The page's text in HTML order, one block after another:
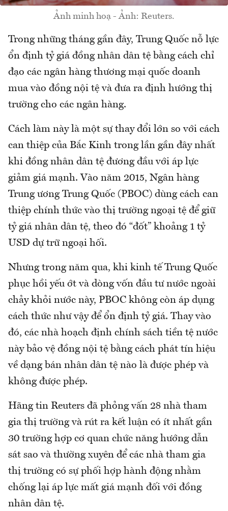
Ảnh minh hoạ - Ảnh: Reuters.
Trong những tháng gần đây, Trung Quốc nỗ lực
ổn định tỷ giá đồng nhân dân tệ bằng cách chỉ
đạo các ngân hàng thương mại quốc doanh
mua vào đồng nội tệ và đưa ra định hướng thị
trường cho các ngân hàng.
Cách làm này là một sự thay đổi lớn so với cách
can thiệp của Bắc Kinh trong lần gần đây nhất
khi đồng nhân dân tệ đương đầu với áp lực
giảm giá mạnh. Vào năm 2015, Ngân hàng
Trung ương Trung Quốc (PBOC) dùng cách can
thiệp chính thức vào thị trường ngoại tệ để giữ
tỷ giá nhân dân tệ, theo đó “đốt” khoảng 1 tỷ
USD dự trữ ngoại hối.
Nhưng trong năm qua, khi kinh tế Trung Quốc
phục hồi yếu ớt và dòng vốn đầu tư nước ngoài
chảy khỏi nước này, PBOC không còn áp dụng
cách thức như vậy để ổn định tỷ giá. Thay vào
đó, các nhà hoạch định chính sách tiền tệ nước
này bảo vệ đồng nội tệ bằng cách phát tín hiệu
về dạng bán nhân dân tệ nào là được phép và
không được phép.
Hãng tin Reuters đã phỏng vấn 28 nhà tham
gia thị trường và rút ra kết luận có ít nhất gần
30 trường hợp cơ quan chức năng hướng dẫn
sát sao và thường xuyên để các nhà tham gia
thị trường có sự phối hợp hành động nhằm
chống lại áp lực mất giá mạnh đối với đồng
nhân dân tệ.